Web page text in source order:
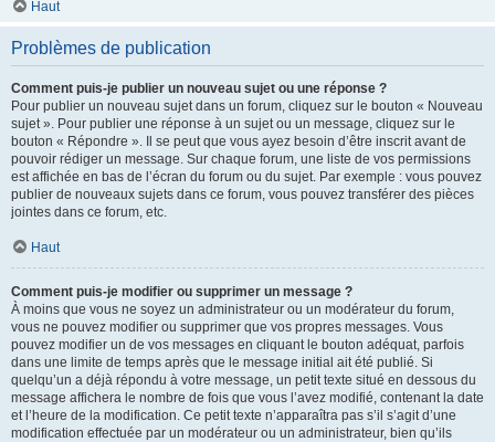
Haut
Problèmes de publication
Comment puis-je publier un nouveau sujet ou une réponse ?
Pour publier un nouveau sujet dans un forum, cliquez sur le bouton « Nouveau
sujet ». Pour publier une réponse à un sujet ou un message, cliquez sur le
bouton « Répondre ». Il se peut que vous ayez besoin d’être inscrit avant de
pouvoir rédiger un message. Sur chaque forum, une liste de vos permissions
est affichée en bas de l’écran du forum ou du sujet. Par exemple : vous pouvez
publier de nouveaux sujets dans ce forum, vous pouvez transférer des pièces
jointes dans ce forum, etc.
Haut
Comment puis-je modifier ou supprimer un message ?
À moins que vous ne soyez un administrateur ou un modérateur du forum,
vous ne pouvez modifier ou supprimer que vos propres messages. Vous
pouvez modifier un de vos messages en cliquant le bouton adéquat, parfois
dans une limite de temps après que le message initial ait été publié. Si
quelqu’un a déjà répondu à votre message, un petit texte situé en dessous du
message affichera le nombre de fois que vous l’avez modifié, contenant la date
et l’heure de la modification. Ce petit texte n’apparaîtra pas s’il s’agit d’une
modification effectuée par un modérateur ou un administrateur, bien qu’ils